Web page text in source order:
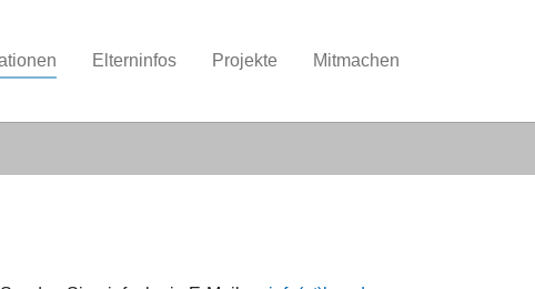
Elterninfos Projekte Mitmachen